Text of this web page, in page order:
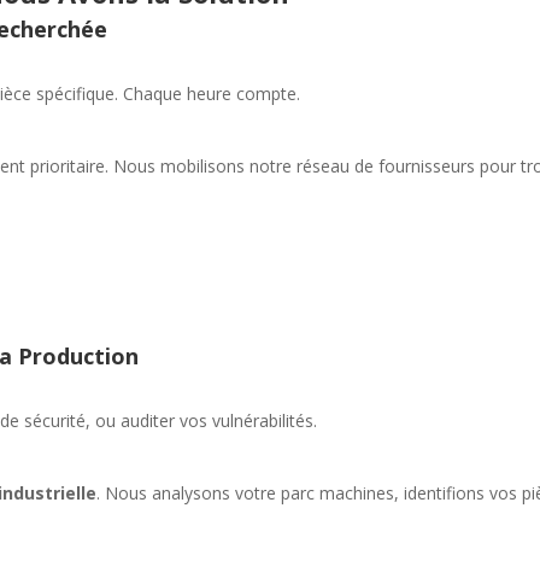
spécifique. Chaque heure compte.
prioritaire. Nous mobilisons notre réseau de fournisseurs pour
Production
sécurité, ou auditer vos vulnérabilités.
. Nous analysons votre parc machines, identifions vos